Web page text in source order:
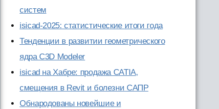
систем
isicad-2025: статистические итоги года
Тенденции в развитии геометрического
ядра C3D Modeler
isicad на Хабре: продажа CATIA,
смещения в Revit и болезни САПР
Обнародованы новейшие и